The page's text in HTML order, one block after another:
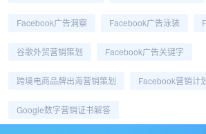
Facebook广告洞察 Facebook广告泳装
谷歌外贸营销策划 Facebook广告关键字
跨境电商品牌出海营销策划 Facebook营销计
Google数字营销证书解答